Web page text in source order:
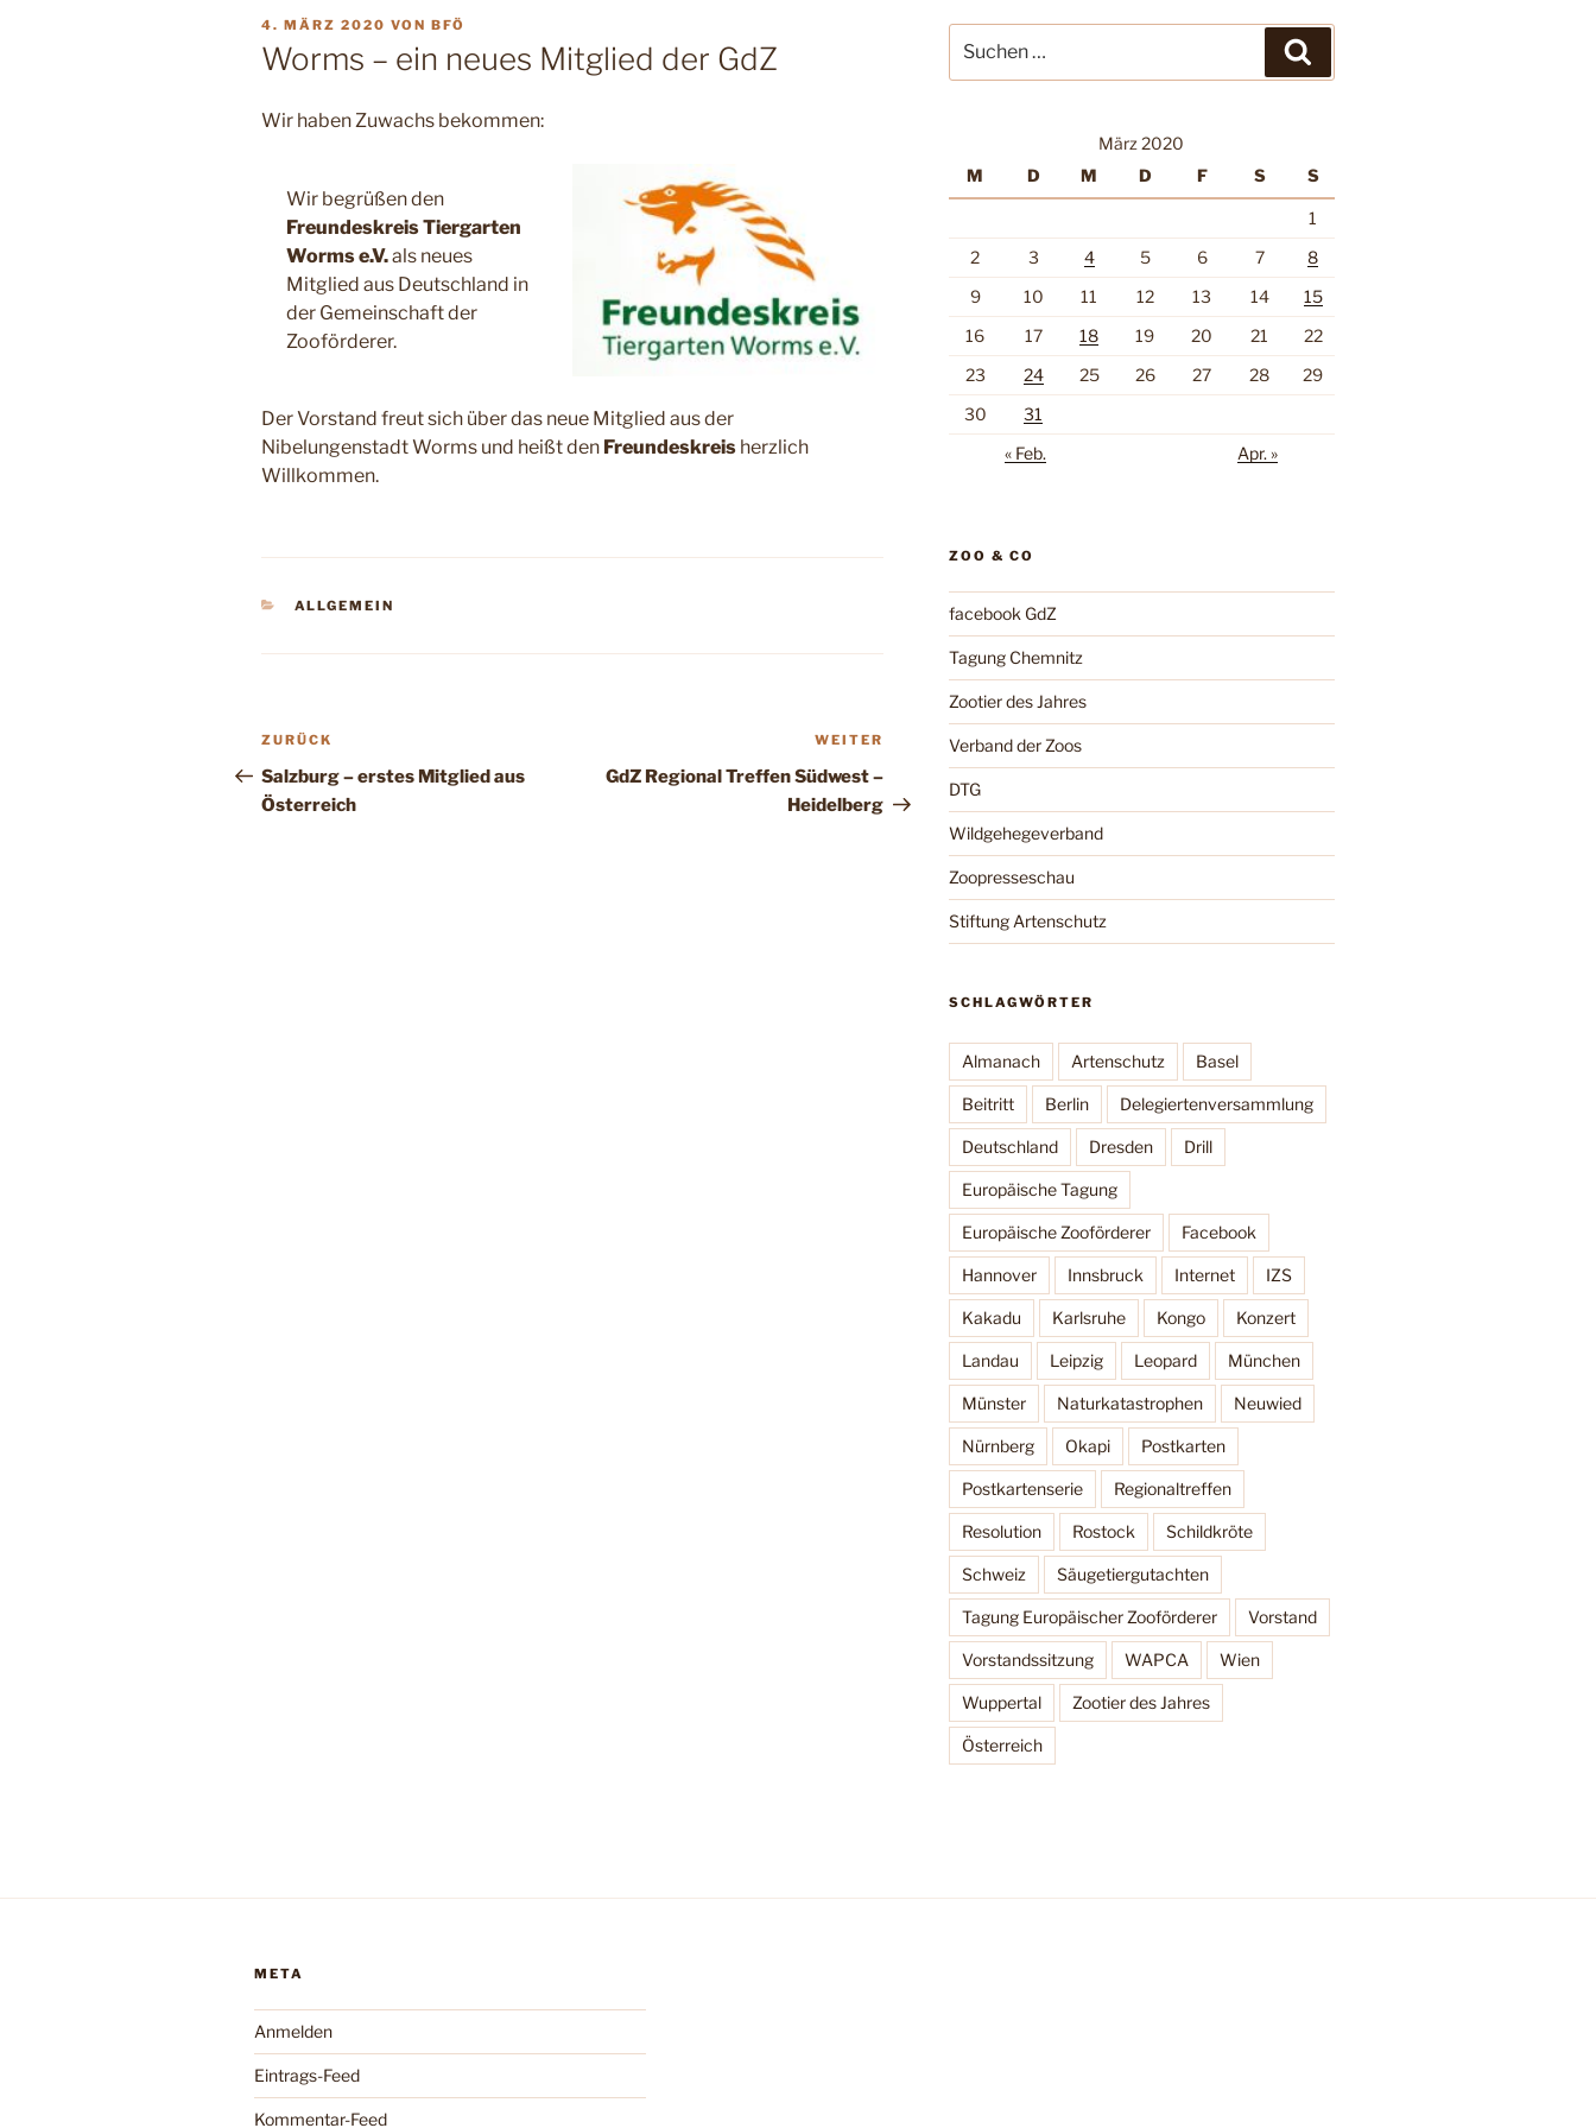
VERÖFFENTLICHT
AM
4. MÄRZ 2020 VON BFÖ
Worms – ein neues Mitglied der GdZ
Wir haben Zuwachs bekommen:
Wir begrüßen den
Freundeskreis Tiergarten
Worms e.V.als neues
Mitglied aus Deutschland in
der Gemeinschaft der
Zooförderer.
Der Vorstand freut sich über das neue Mitglied aus der
Nibelungenstadt Worms und heißt den Freundeskreis herzlich
Willkommen.
KATEGORIEN
ALLGEMEIN
Beitragsnavigation
Vorheriger
Beitrag
ZURÜCK
Salzburg – erstes Mitglied aus
Österreich
Nächster
Beitrag
WEITER
GdZ Regional Treffen Südwest –
Heidelberg
nach:
März 2020
M
D M D F S S
1
2
3 4 5 6 7
8
9
10 11 12 13 14
15
16
17 18 19 20 21
22
23
24 25 26 27 28
29
30
31
« Feb.
Apr. »
ZOO & CO
facebook GdZ
Tagung Chemnitz
Zootier des Jahres
Verband der Zoos
DTG
Wildgehegeverband
Zoopresseschau
Stiftung Artenschutz
SCHLAGWÖRTER
Almanach Artenschutz Basel
Beitritt Berlin Delegiertenversammlung
Deutschland Dresden Drill
Europäische Tagung
Europäische Zooförderer Facebook
Hannover Innsbruck Internet IZS
Kakadu Karlsruhe Kongo Konzert
Landau Leipzig Leopard München
Münster Naturkatastrophen Neuwied
Nürnberg Okapi Postkarten
Postkartenserie Regionaltreffen
Resolution Rostock Schildkröte
Schweiz Säugetiergutachten
Tagung Europäischer Zooförderer Vorstand
Vorstandssitzung WAPCA Wien
Wuppertal Zootier des Jahres
Österreich
META
Anmelden
Eintrags-Feed
Kommentar-Feed